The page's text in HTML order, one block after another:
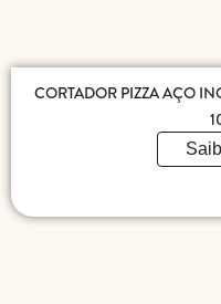
CORTADOR PIZZA AÇO